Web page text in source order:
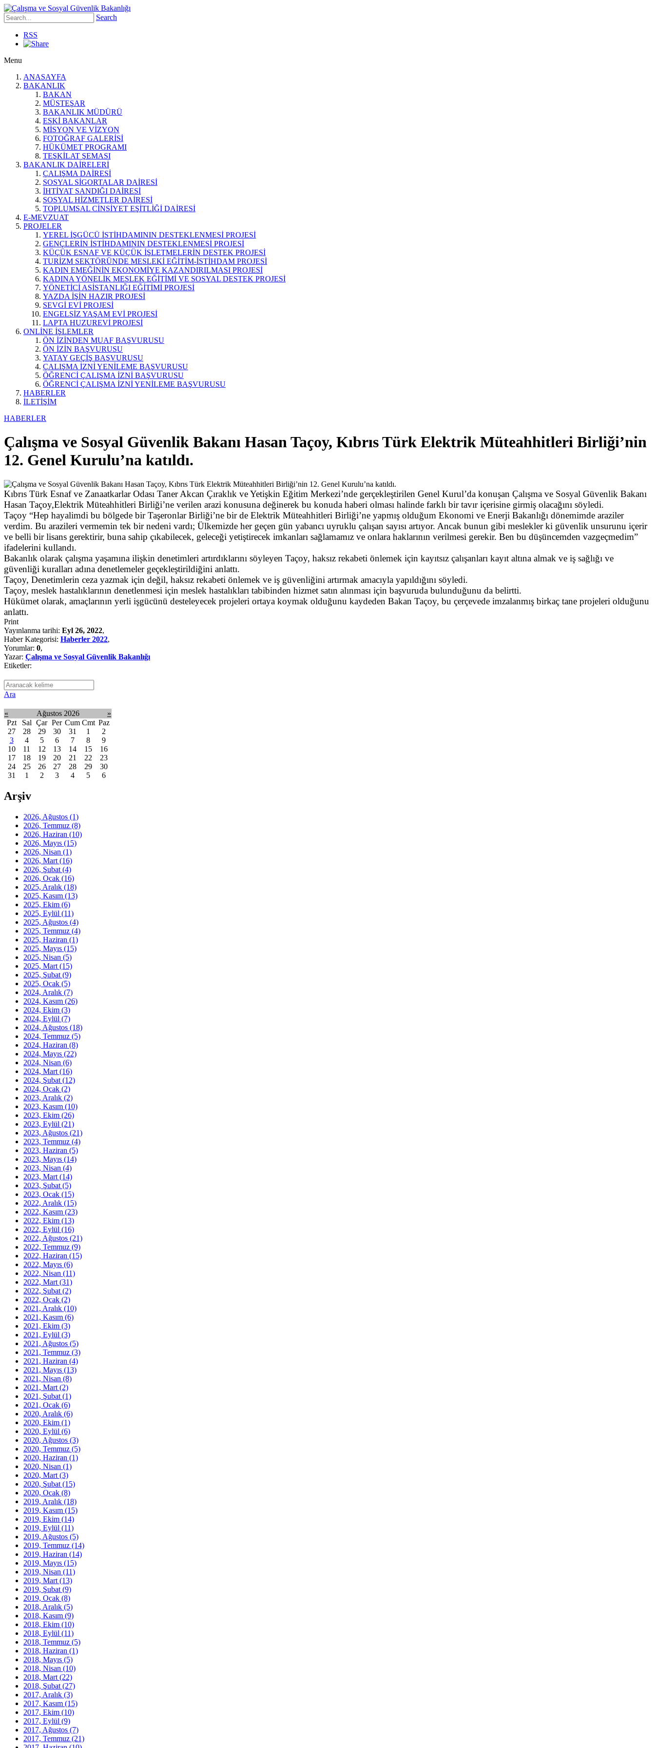
Search
RSS
Menu
ANASAYFA
BAKANLIK
BAKAN
MÜSTEŞAR
BAKANLIK MÜDÜRÜ
ESKİ BAKANLAR
MİSYON VE VİZYON
FOTOĞRAF GALERİSİ
HÜKÜMET PROGRAMI
TEŞKİLAT ŞEMASI
BAKANLIK DAİRELERİ
ÇALIŞMA DAİRESİ
SOSYAL SİGORTALAR DAİRESİ
İHTİYAT SANDIĞI DAİRESİ
SOSYAL HİZMETLER DAİRESİ
TOPLUMSAL CİNSİYET EŞİTLİĞİ DAİRESİ
E-MEVZUAT
PROJELER
YEREL İŞGÜCÜ İSTİHDAMININ DESTEKLENMESİ PROJESİ
GENÇLERİN İSTİHDAMININ DESTEKLENMESİ PROJESİ
KÜÇÜK ESNAF VE KÜÇÜK İŞLETMELERİN DESTEK PROJESİ
TURİZM SEKTÖRÜNDE MESLEKİ EĞİTİM-İSTİHDAM PROJESİ
KADIN EMEĞİNİN EKONOMİYE KAZANDIRILMASI PROJESİ
KADINA YÖNELİK MESLEK EĞİTİMİ VE SOSYAL DESTEK PROJESİ
YÖNETİCİ ASİSTANLIĞI EĞİTİMİ PROJESİ
YAZDA İŞİN HAZIR PROJESİ
SEVGİ EVİ PROJESİ
ENGELSİZ YAŞAM EVİ PROJESİ
LAPTA HUZUREVİ PROJESİ
ONLİNE İŞLEMLER
ÖN İZİNDEN MUAF BAŞVURUSU
ÖN İZİN BAŞVURUSU
YATAY GEÇİŞ BAŞVURUSU
ÇALIŞMA İZNİ YENİLEME BAŞVURUSU
ÖĞRENCİ ÇALIŞMA İZNİ BAŞVURUSU
ÖĞRENCİ ÇALIŞMA İZNİ YENİLEME BAŞVURUSU
HABERLER
İLETİŞİM
HABERLER
Çalışma ve Sosyal Güvenlik Bakanı Hasan Taçoy, Kıbrıs Türk Elektrik Müteahhitleri Birliği’nin
12. Genel Kurulu’na katıldı.
Kıbrıs Türk Esnaf ve Zanaatkarlar Odası Taner Akcan Çıraklık ve Yetişkin Eğitim Merkezi’nde gerçekleştirilen Genel Kurul’da konuşan Çalışma ve Sosyal Güvenlik Bakanı
Hasan Taçoy,Elektrik Müteahhitleri Birliği’ne verilen arazi konusuna değinerek bu konuda haberi olması halinde farklı bir tavır içerisine girmiş olacağını söyledi.
Taçoy “Hep hayalimdi bu bölgede bir Taşeronlar Birliği’ne bir de Elektrik Müteahhitleri Birliği’ne yapmış olduğum Ekonomi ve Enerji Bakanlığı dönemimde araziler
verdim. Bu arazileri vermemin tek bir nedeni vardı; Ülkemizde her geçen gün yabancı uyruklu çalışan sayısı artıyor. Ancak bunun gibi meslekler ki güvenlik unsurunu içerir
ve belli bir lisans gerektirir, buna sahip çıkabilecek, geleceği yetiştirecek imkanları sağlamamız ve onlara haklarının verilmesi gerekir. Ben bu düşüncemden vazgeçmedim”
ifadelerini kullandı.
Bakanlık olarak çalışma yaşamına ilişkin denetimleri artırdıklarını söyleyen Taçoy, haksız rekabeti önlemek için kayıtsız çalışanları kayıt altına almak ve iş sağlığı ve
güvenliği kuralları adına denetlemeler geçekleştirildiğini anlattı.
Taçoy, Denetimlerin ceza yazmak için değil, haksız rekabeti önlemek ve iş güvenliğini artırmak amacıyla yapıldığını söyledi.
Taçoy, meslek hastalıklarının denetlenmesi için meslek hastalıkları tabibinden hizmet satın alınması için başvuruda bulunduğunu da belirtti.
Hükümet olarak, amaçlarının yerli işgücünü desteleyecek projeleri ortaya koymak olduğunu kaydeden Bakan Taçoy, bu çerçevede imzalanmış birkaç tane projeleri olduğunu
anlattı.
Print
Yayınlanma tarihi: Eyl 26, 2022,
Haber Kategorisi: Haberler 2022,
Yorumlar: 0,
Yazar: Çalışma ve Sosyal Güvenlik Bakanlığı
Etiketler:
Ara
« Ağustos 2026
»
Pzt
Sal Çar Per Cum Cmt Paz
27
28 29 30 31 1
2
3
4 5 6 7 8
9
10
11 12 13 14 15
16
17
18 19 20 21 22
23
24
25 26 27 28 29
30
31
1 2 3 4 5 6
Arşiv
2026, Ağustos (1)
2026, Temmuz (8)
2026, Haziran (10)
2026, Mayıs (15)
2026, Nisan (1)
2026, Mart (16)
2026, Şubat (4)
2026, Ocak (16)
2025, Aralık (18)
2025, Kasım (13)
2025, Ekim (6)
2025, Eylül (11)
2025, Ağustos (4)
2025, Temmuz (4)
2025, Haziran (1)
2025, Mayıs (15)
2025, Nisan (5)
2025, Mart (15)
2025, Şubat (9)
2025, Ocak (5)
2024, Aralık (7)
2024, Kasım (26)
2024, Ekim (3)
2024, Eylül (7)
2024, Ağustos (18)
2024, Temmuz (5)
2024, Haziran (8)
2024, Mayıs (22)
2024, Nisan (6)
2024, Mart (16)
2024, Şubat (12)
2024, Ocak (2)
2023, Aralık (2)
2023, Kasım (10)
2023, Ekim (26)
2023, Eylül (21)
2023, Ağustos (21)
2023, Temmuz (4)
2023, Haziran (5)
2023, Mayıs (14)
2023, Nisan (4)
2023, Mart (14)
2023, Şubat (5)
2023, Ocak (15)
2022, Aralık (15)
2022, Kasım (23)
2022, Ekim (13)
2022, Eylül (16)
2022, Ağustos (21)
2022, Temmuz (9)
2022, Haziran (15)
2022, Mayıs (6)
2022, Nisan (11)
2022, Mart (31)
2022, Şubat (2)
2022, Ocak (2)
2021, Aralık (10)
2021, Kasım (6)
2021, Ekim (3)
2021, Eylül (3)
2021, Ağustos (5)
2021, Temmuz (3)
2021, Haziran (4)
2021, Mayıs (13)
2021, Nisan (8)
2021, Mart (2)
2021, Şubat (1)
2021, Ocak (6)
2020, Aralık (6)
2020, Ekim (1)
2020, Eylül (6)
2020, Ağustos (3)
2020, Temmuz (5)
2020, Haziran (1)
2020, Nisan (1)
2020, Mart (3)
2020, Şubat (15)
2020, Ocak (8)
2019, Aralık (18)
2019, Kasım (15)
2019, Ekim (14)
2019, Eylül (11)
2019, Ağustos (5)
2019, Temmuz (14)
2019, Haziran (14)
2019, Mayıs (15)
2019, Nisan (11)
2019, Mart (13)
2019, Şubat (9)
2019, Ocak (8)
2018, Aralık (5)
2018, Kasım (9)
2018, Ekim (10)
2018, Eylül (11)
2018, Temmuz (5)
2018, Haziran (1)
2018, Mayıs (5)
2018, Nisan (10)
2018, Mart (22)
2018, Şubat (27)
2017, Aralık (3)
2017, Kasım (15)
2017, Ekim (10)
2017, Eylül (9)
2017, Ağustos (7)
2017, Temmuz (21)